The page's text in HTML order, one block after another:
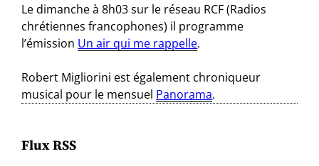
Le dimanche à 8h03 sur le réseau RCF (Radios
chrétiennes francophones) il programme
l’émission Un air qui me rappelle.
Robert Migliorini est également chroniqueur
musical pour le mensuel Panorama.
Flux RSS